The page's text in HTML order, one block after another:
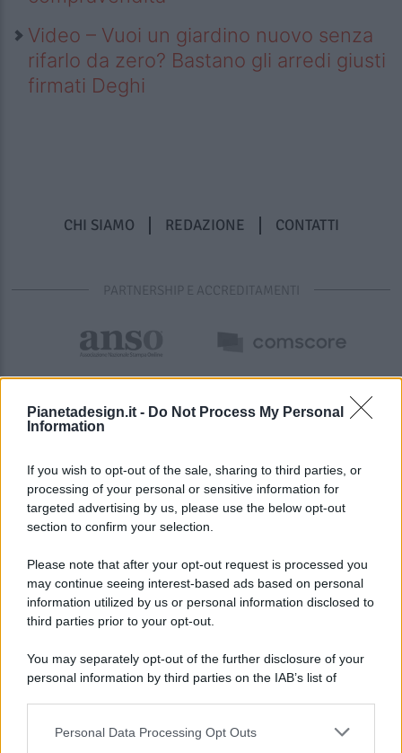
Pianetadesign.it - Do Not Process My Personal
Information
If you wish to opt-out of the sale, sharing to third parties, or
processing of your personal or sensitive information for
targeted advertising by us, please use the below opt-out
section to confirm your selection.
Please note that after your opt-out request is processed you
may continue seeing interest-based ads based on personal
information utilized by us or personal information disclosed to
third parties prior to your opt-out.
You may separately opt-out of the further disclosure of your
personal information by third parties on the IAB’s list of
This information may also be disclosed by us to third parties
Personal Data Processing Opt Outs
Video – Vuoi un giardino nuovo senza
rifarlo da zero? Bastano gli arredi giusti
firmati Deghi
CHI SIAMO REDAZIONE CONTATTI
PARTNERSHIP E ACCREDITAMENTI
© 2026 - Pianeta Design - P.IVA 04827280654 - Testata
Registrata Al Tribunale Di Nocera Inferiore N. 8/2020 - RG N.
ISCRIZIONE AL ROC N. 35792 – ISCRITTA ALL’ANSO
(ASSOCIAZIONE NAZIONALE STAMPA ONLINE)
PREFERENZE PRIVACY